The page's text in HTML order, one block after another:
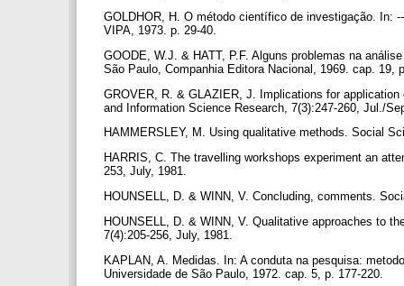
GOLDHOR, H. O método científico de investigação. In:
VIPA, 1973. p. 29-40.
GOODE, W.J. & HATT, P.F. Alguns problemas na
São Paulo, Companhia Editora Nacional, 1969. cap. 19,
GROVER, R. & GLAZIER, J. Implications for
and Information Science Research, 7(3):247-260, Jul./
HAMMERSLEY, M. Using qualitative methods. Social
HARRIS, C. The travelling workshops experiment an
253, July, 1981.
HOUNSELL, D. & WINN, V. Concluding, comments.
HOUNSELL, D. & WINN, V. Qualitative approaches to
7(4):205-256, July, 1981.
KAPLAN, A. Medidas. In: A conduta na pesquisa:
Universidade de São Paulo, 1972. cap. 5, p. 177-220.